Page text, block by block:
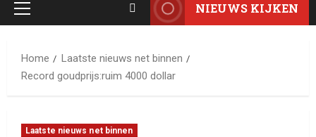
NIEUWS KIJKEN
Home
Laatste nieuws net binnen
Record goudprijs:ruim 4000 dollar
Laatste nieuws net binnen